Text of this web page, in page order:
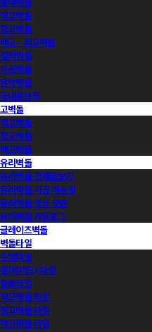
적고벽돌
청고벽돌
백고ㆍ회고벽돌
컬러벽돌
가공벽돌
유약벽돌
국내롱브릭
고벽돌
적고벽돌
청고벽돌
백고벽돌
유리벽돌
유리벽돌 전제품보기
유리벽돌 시공 매뉴얼
유리벽돌 영상 모음
유리벽돌 카달로그
글레이즈벽돌
벽돌타일
수입타일
롱(와이드) 타일
점토타일
적고벽돌 타일
청고벽돌 타일
백고벽돌 타일